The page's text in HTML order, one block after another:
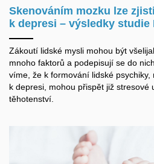
Skenováním mozku lze
k depresi – výsledky studie
Zákoutí lidské mysli mohou být
mnoho faktorů a podepisují se do
víme, že k formování lidské
k depresi, mohou přispět již stresové
těhotenství.